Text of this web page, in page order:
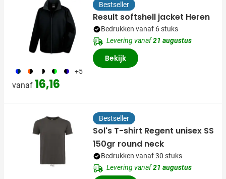
640 278 169 247 249 +5
vanaf 16,16
Bestseller
Result softshell jacket Heren
Bedrukken vanaf 6 stuks
Levering vanaf21 augustus
Bekijk
Bestseller
Sol's T-shirt Regent unisex SS
150gr round neck
Bedrukken vanaf 30 stuks
Levering vanaf21 augustus